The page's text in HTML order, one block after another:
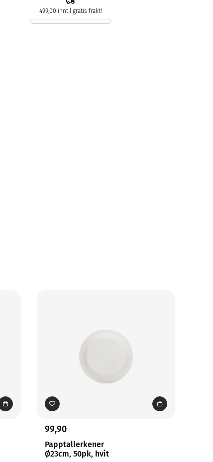
499,00 inntil gratis frakt!
99,90
Papptallerkener
Ø23cm, 50pk, hvit